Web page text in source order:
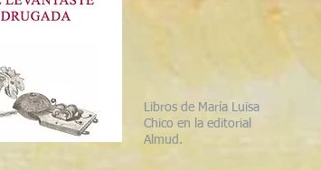
Libros de María Luisa
Chico en la editorial
Almud.